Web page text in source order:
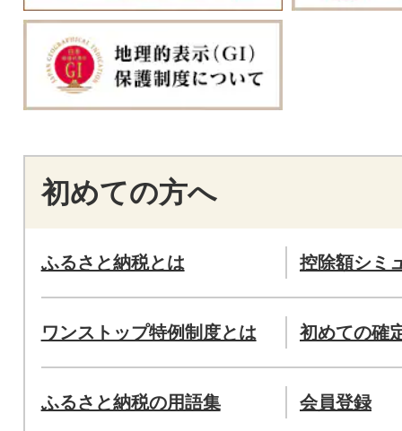
初めての方へ
ふるさと納税とは 控除額シミ
ワンストップ特例制度とは 初めての確
ふるさと納税の用語集 会員登録